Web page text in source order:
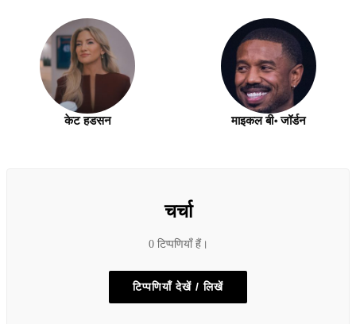
केट हडसन माइकल बी॰ जॉर्डन
चर्चा
0 टिप्पणियाँ हैं।
टिप्पणियाँ देखें / लिखें